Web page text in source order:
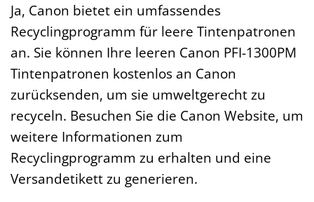
Ja, Canon bietet ein umfassendes
Recyclingprogramm für leere Tintenpatronen
an. Sie können Ihre leeren Canon PFI-1300PM
Tintenpatronen kostenlos an Canon
zurücksenden, um sie umweltgerecht zu
recyceln. Besuchen Sie die Canon Website, um
weitere Informationen zum
Recyclingprogramm zu erhalten und eine
Versandetikett zu generieren.